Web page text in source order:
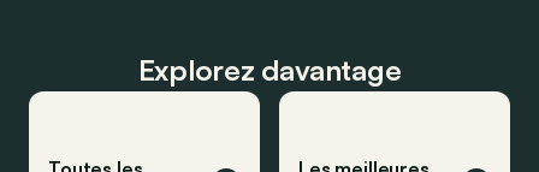
Explorez davantage